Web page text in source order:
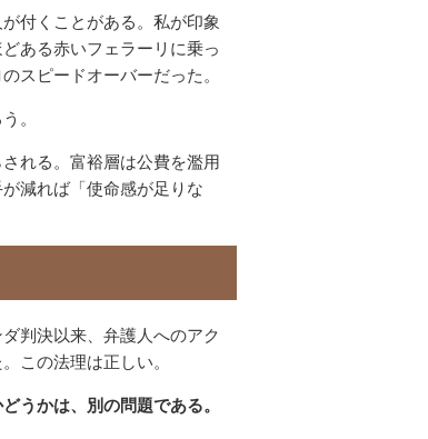
付くことがある。私が印象
ある赤いフェラーリに乗っ
スピードオーバーだった。
。
れる。富裕層は公費を濫用
減れば「使命感が足りな
判決以来、弁護人へのアク
この法理は正しい。
うかは、別の問題である。